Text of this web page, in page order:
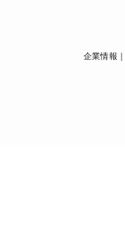
企業情報